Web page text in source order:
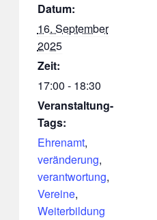
Datum:
16. September
2025
Zeit:
17:00 - 18:30
Veranstaltung-
Tags:
Ehrenamt,
veränderung,
verantwortung,
Vereine,
Weiterbildung